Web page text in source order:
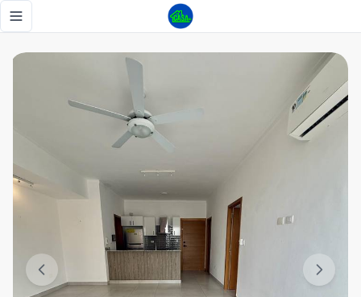
Toggle navigation menu
Moderno Apartamento con Línea Blanca en el Corazón de